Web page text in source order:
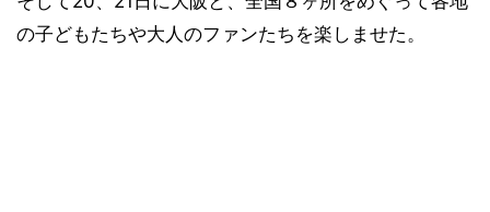
の子どもたちや大人のファンたちを楽しませた。